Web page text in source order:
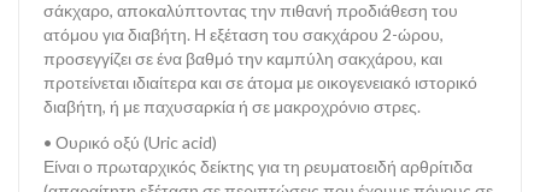
σάκχαρο, αποκαλύπτοντας την πιθανή προδιάθεση του
ατόμου για διαβήτη. Η εξέταση του σακχάρου 2-ώρου,
προσεγγίζει σε ένα βαθμό την καμπύλη σακχάρου, και
προτείνεται ιδιαίτερα και σε άτομα με οικογενειακό ιστορικό
διαβήτη, ή με παχυσαρκία ή σε μακροχρόνιο στρες.
• Ουρικό οξύ (Uric acid)
Είναι ο πρωταρχικός δείκτης για τη ρευματοειδή αρθρίτιδα